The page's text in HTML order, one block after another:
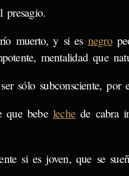
presagio.
muerto, y si es negro
mentalidad que
sólo subconsciente, por
que bebe leche de cabra
si es joven, que se